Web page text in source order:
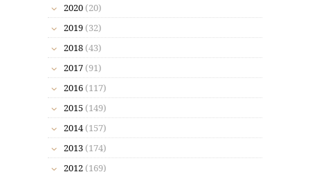
2020 (20)
2019 (32)
2018 (43)
2017 (91)
2016 (117)
2015 (149)
2014 (157)
2013 (174)
2012 (169)